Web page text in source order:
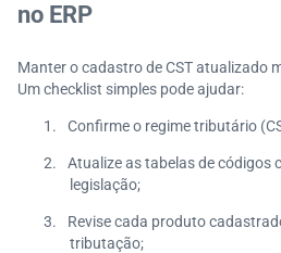
no ERP
Manter o cadastro de CST atualizado
Um checklist simples pode ajudar:
1. Confirme o regime tributário
2.
Atualize as tabelas de códigos
legislação;
3.
Revise cada produto
tributação;